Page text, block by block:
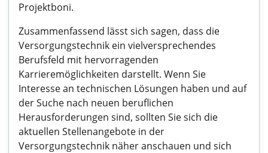
Projektboni.
Zusammenfassend lässt sich sagen, dass die
Versorgungstechnik ein vielversprechendes
Berufsfeld mit hervorragenden
Karrieremöglichkeiten darstellt. Wenn Sie
Interesse an technischen Lösungen haben und auf
der Suche nach neuen beruflichen
Herausforderungen sind, sollten Sie sich die
aktuellen Stellenangebote in der
Versorgungstechnik näher anschauen und sich